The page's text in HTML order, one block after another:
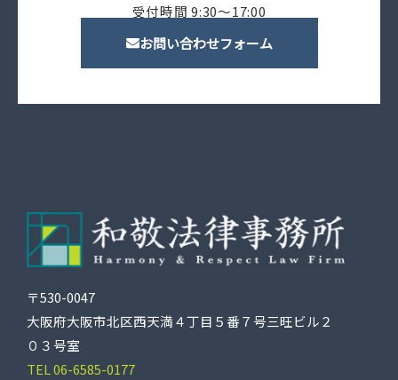
受付時間 9:30〜17:00
お問い合わせフォーム
〒530-0047
大阪府大阪市北区西天満４丁目５番７号三旺ビル２
０３号室
TEL 06-6585-0177